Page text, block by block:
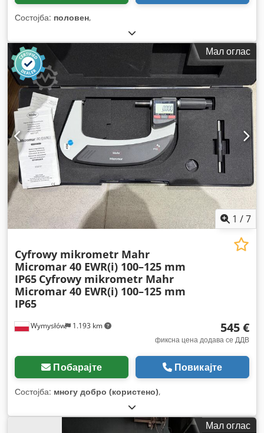
Состојба: половен,
Мал оглас
1 /7
Wymysłów 1.193 km
Cyfrowy mikrometr Mahr
Micromar 40 EWR(i) 100–125 mm
IP65 Cyfrowy mikrometr Mahr
Micromar 40 EWR(i) 100–125 mm
IP65
545 €
фиксна цена додава се ДДВ
Побарајте Повикајте
Состојба: многу добро (користено),
Мал оглас